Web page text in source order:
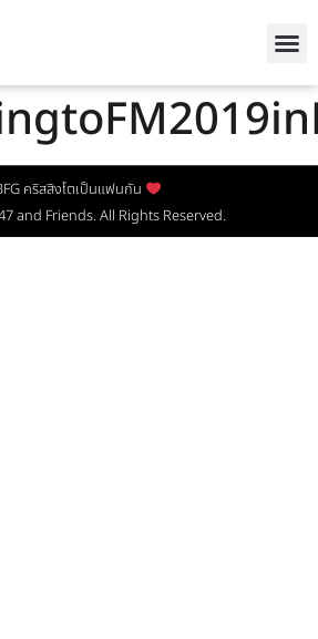
คริสสิงโตเป็นแฟนกัน
and Friends. All Rights Reserved.